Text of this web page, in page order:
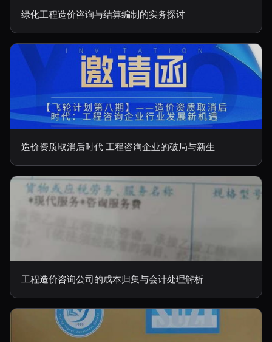
绿化工程造价咨询与结算编制的实务探讨
造价资质取消后时代 工程咨询企业的破局与新生
工程造价咨询公司的成本归集与会计处理解析